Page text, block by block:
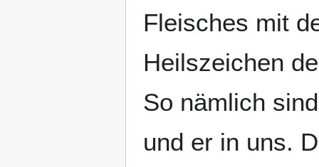
Fleisches mit
Heilszeichen
So nämlich
und er in uns.